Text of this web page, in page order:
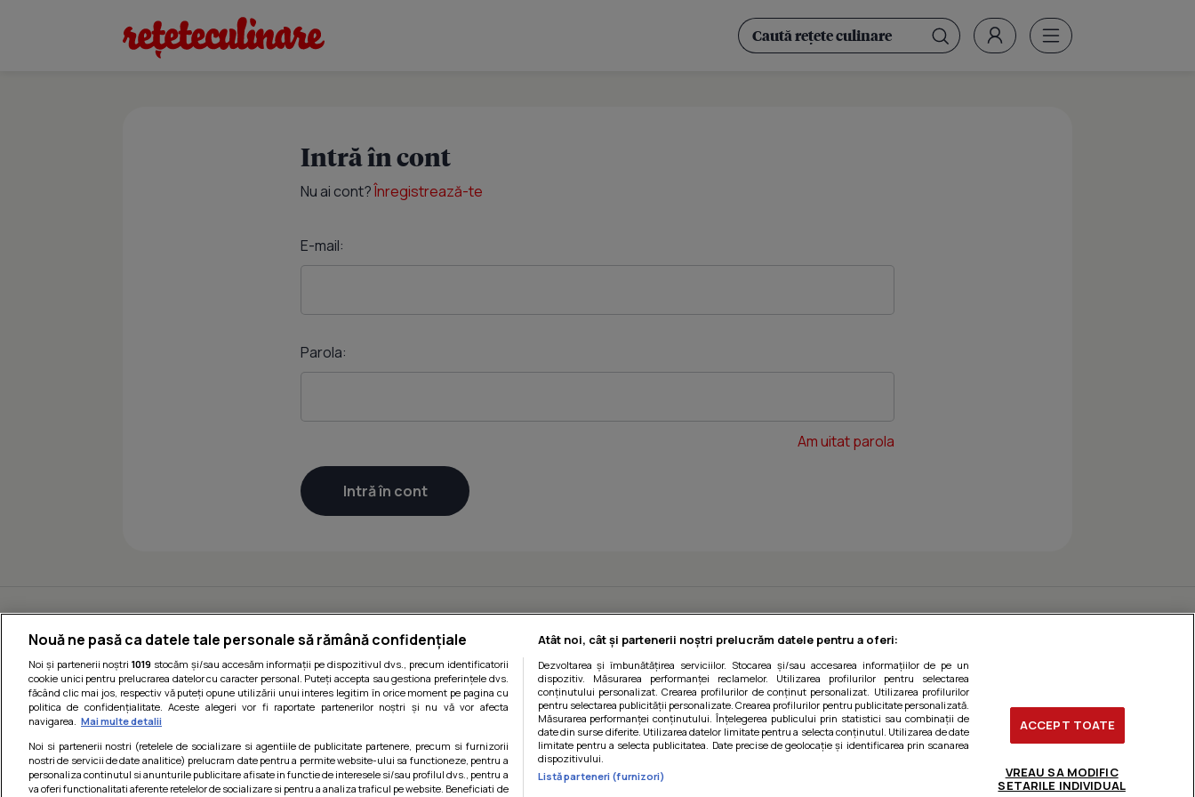
Intră în cont
Nu ai cont?Înregistrează-te
E-mail:
Parola:
Am uitat parola
Nouă ne pasă ca datele tale personale să rămână confidențiale
Noi și partenerii noștri1019 stocăm și/sau accesăm informații pe dispozitivul dvs., precum identificatorii
cookie unici pentru prelucrarea datelor cu caracter personal. Puteți accepta sau gestiona preferințele dvs.
făcând clic mai jos, respectiv vă puteți opune utilizării unui interes legitim în orice moment pe pagina cu
politica de confidențialitate. Aceste alegeri vor fi raportate partenerilor noștri și nu vă vor afecta
navigarea. Mai multe detalii
Noi si partenerii nostri (retelele de socializare si agentiile de publicitate partenere, precum si furnizorii
nostri de servicii de date analitice) prelucram date pentru a permite website-ului sa functioneze, pentru a
personaliza continutul si anunturile publicitare afisate in functie de interesele si/sau profilul dvs., pentru a
va oferi functionalitati aferente retelelor de socializare si pentru a analiza traficul pe website. Beneficiati de
Atât noi, cât și partenerii noștri prelucrăm datele pentru a oferi:
Dezvoltarea și îmbunătățirea serviciilor. Stocarea și/sau accesarea informațiilor de pe un
dispozitiv. Măsurarea performanței reclamelor. Utilizarea profilurilor pentru selectarea
conținutului personalizat. Crearea profilurilor de conținut personalizat. Utilizarea profilurilor
pentru selectarea publicității personalizate. Crearea profilurilor pentru publicitate personalizată.
Măsurarea performanței conținutului. Înțelegerea publicului prin statistici sau combinații de
date din surse diferite. Utilizarea datelor limitate pentru a selecta conținutul. Utilizarea de date
limitate pentru a selecta publicitatea. Date precise de geolocație și identificarea prin scanarea
dispozitivului.
Listă parteneri (furnizori)
ACCEPT TOATE
VREAU SA MODIFIC
SETARILE INDIVIDUAL